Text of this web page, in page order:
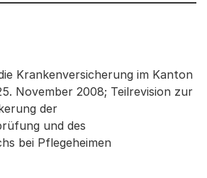
Geschäft
Krankenversicherung im Kanton
November 2008; Teilrevision zur
der
und des
bei Pflegeheimen